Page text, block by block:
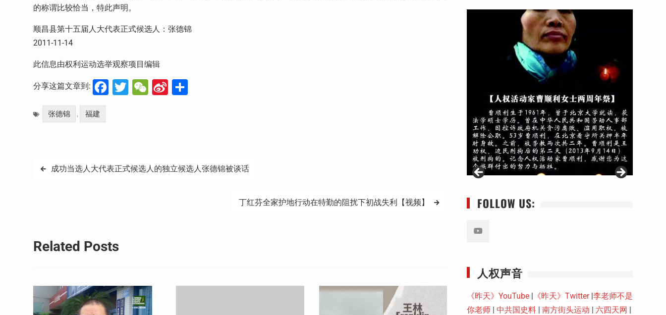
的称谓比较恰当，特此声明。
顺昌县第十五届人大代表正式候选人：张德锦
2011-11-14
此信息由权利运动选举观察项目编辑
分享这篇文章到: Facebook
Twitter
WeChat
Sina
张德锦 , 福建
文 成功当选人大代表正式候选人的独立候选人张德锦被谈话
丁红芬全家护地行动在特勤的阻扰下初战失利【视频】
Related Posts
FOLLOW US:
人权声音
《昨天》YouTube | 《昨天》Twitter|李老师不是
你老师 | 中共国史料 | 南方街头运动 | 六四天网 |